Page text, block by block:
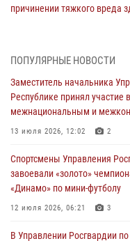
причинении тяжкого вреда
1 августа – День дежурной
Директор Росгвардии Герой
поздравил специалистов
01 августа 2026, 00:01
В Чебоксарах при участии
партия немаркированной
ПОПУЛЯРНЫЕ НОВОСТИ
Заместитель начальника
Республике принял участие
межнациональным и
13 июля 2026, 12:02 2
Спортсмены Управления
завоевали «золото»
«Динамо» по мини-футболу
12 июля 2026, 06:21 3
В Управлении Росгвардии